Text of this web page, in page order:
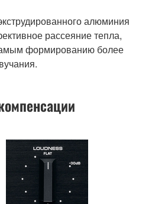
алюминия
рассеяние тепла,
формированию более